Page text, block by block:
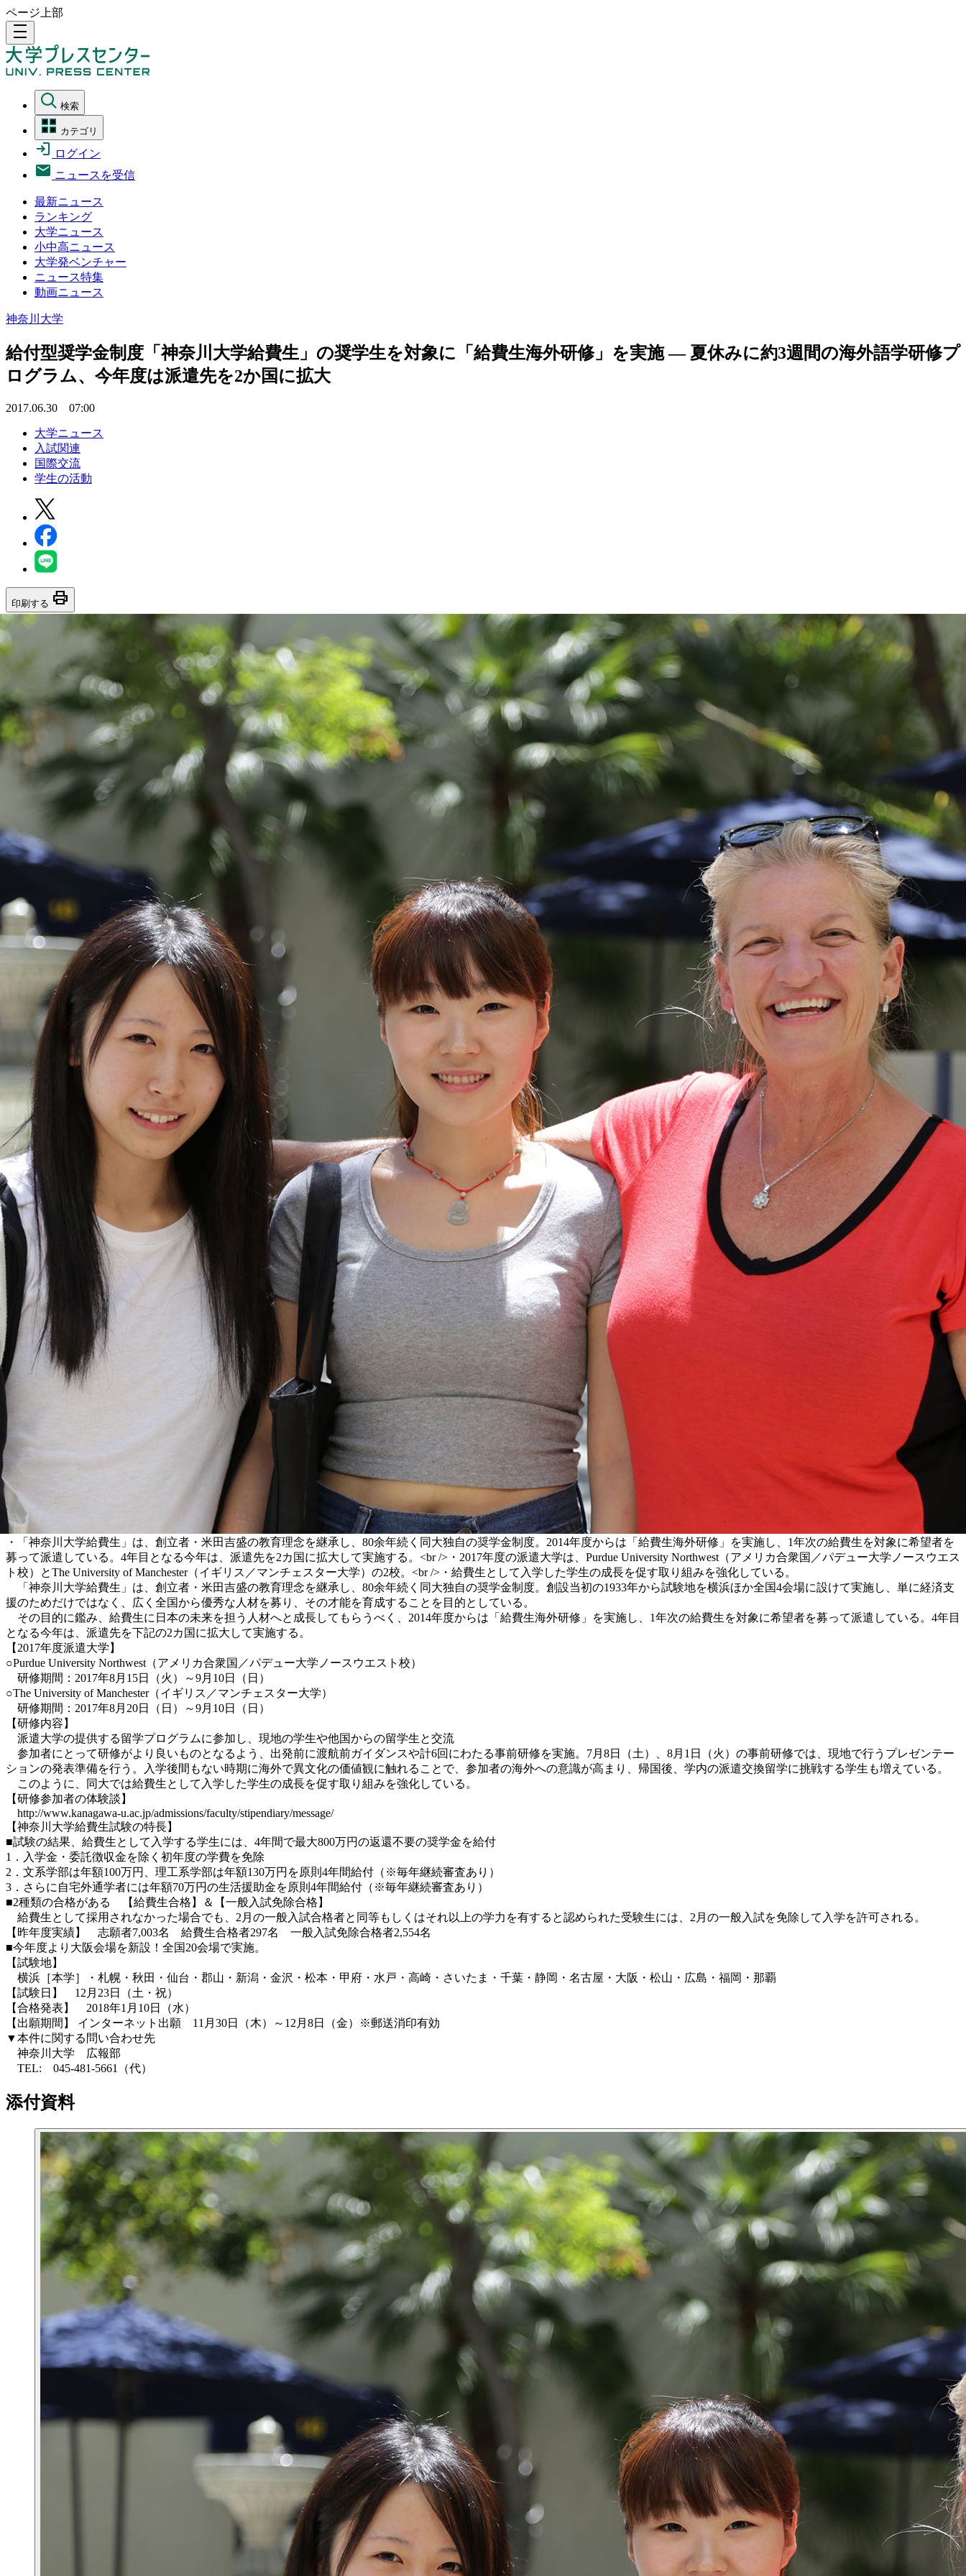
ページ上部
density_medium
検索
カテゴリ
ログイン
ニュースを受信
最新ニュース
ランキング
大学ニュース
小中高ニュース
大学発ベンチャー
ニュース特集
動画ニュース
神奈川大学
給付型奨学金制度「神奈川大学給費生」の奨学生を対象に「給費生海外研修」を実施 — 夏休みに約3週間の海外語学研修プ
ログラム、今年度は派遣先を2か国に拡大
2017.06.30 07:00
大学ニュース
入試関連
国際交流
学生の活動
印刷する print
・「神奈川大学給費生」は、創立者・米田吉盛の教育理念を継承し、80余年続く同大独自の奨学金制度。2014年度からは「給費生海外研修」を実施し、1年次の給費生を対象に希望者を
募って派遣している。4年目となる今年は、派遣先を2カ国に拡大して実施する。<br />・2017年度の派遣大学は、Purdue University Northwest（アメリカ合衆国／パデュー大学ノースウエス
ト校）とThe University of Manchester（イギリス／マンチェスター大学）の2校。<br />・給費生として入学した学生の成長を促す取り組みを強化している。
「神奈川大学給費生」は、創立者・米田吉盛の教育理念を継承し、80余年続く同大独自の奨学金制度。創設当初の1933年から試験地を横浜ほか全国4会場に設けて実施し、単に経済支
援のためだけではなく、広く全国から優秀な人材を募り、その才能を育成することを目的としている。
その目的に鑑み、給費生に日本の未来を担う人材へと成長してもらうべく、2014年度からは「給費生海外研修」を実施し、1年次の給費生を対象に希望者を募って派遣している。4年目
となる今年は、派遣先を下記の2カ国に拡大して実施する。
【2017年度派遣大学】
○Purdue University Northwest（アメリカ合衆国／パデュー大学ノースウエスト校）
研修期間：2017年8月15日（火）～9月10日（日）
○The University of Manchester（イギリス／マンチェスター大学）
研修期間：2017年8月20日（日）～9月10日（日）
【研修内容】
派遣大学の提供する留学プログラムに参加し、現地の学生や他国からの留学生と交流
参加者にとって研修がより良いものとなるよう、出発前に渡航前ガイダンスや計6回にわたる事前研修を実施。7月8日（土）、8月1日（火）の事前研修では、現地で行うプレゼンテー
ションの発表準備を行う。入学後間もない時期に海外で異文化の価値観に触れることで、参加者の海外への意識が高まり、帰国後、学内の派遣交換留学に挑戦する学生も増えている。
このように、同大では給費生として入学した学生の成長を促す取り組みを強化している。
【研修参加者の体験談】
http://www.kanagawa-u.ac.jp/admissions/faculty/stipendiary/message/
【神奈川大学給費生試験の特長】
■試験の結果、給費生として入学する学生には、4年間で最大800万円の返還不要の奨学金を給付
1．入学金・委託徴収金を除く初年度の学費を免除
2．文系学部は年額100万円、理工系学部は年額130万円を原則4年間給付（※毎年継続審査あり）
3．さらに自宅外通学者には年額70万円の生活援助金を原則4年間給付（※毎年継続審査あり）
■2種類の合格がある 【給費生合格】＆【一般入試免除合格】
給費生として採用されなかった場合でも、2月の一般入試合格者と同等もしくはそれ以上の学力を有すると認められた受験生には、2月の一般入試を免除して入学を許可される。
【昨年度実績】 志願者7,003名 給費生合格者297名 一般入試免除合格者2,554名
■今年度より大阪会場を新設！全国20会場で実施。
【試験地】
横浜［本学］・札幌・秋田・仙台・郡山・新潟・金沢・松本・甲府・水戸・高崎・さいたま・千葉・静岡・名古屋・大阪・松山・広島・福岡・那覇
【試験日】 12月23日（土・祝）
【合格発表】 2018年1月10日（水）
【出願期間】 インターネット出願 11月30日（木）～12月8日（金）※郵送消印有効
▼本件に関する問い合わせ先
神奈川大学 広報部
TEL: 045-481-5661（代）
添付資料